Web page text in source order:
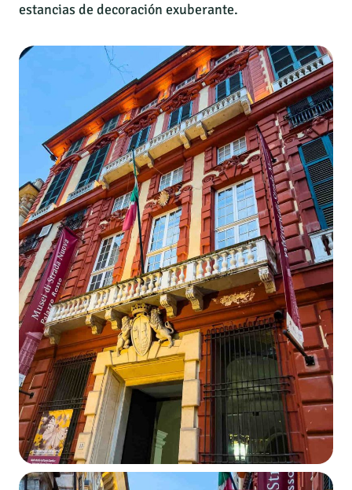
estancias de decoración exuberante.